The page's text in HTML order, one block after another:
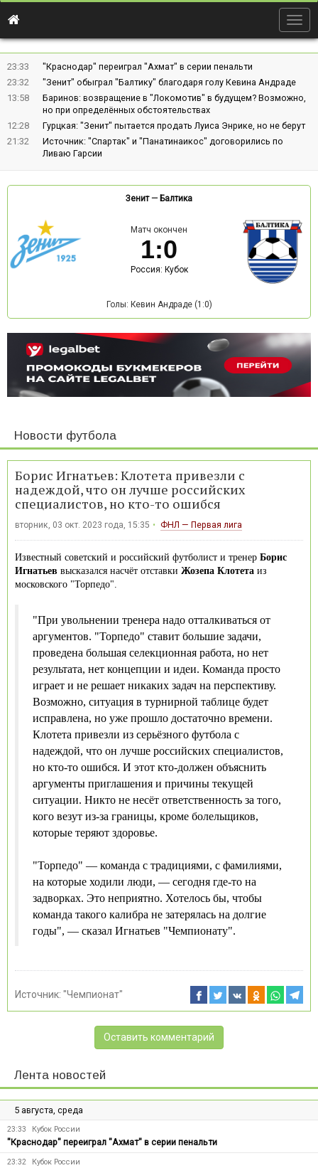
23:33
"Краснодар" переиграл "Ахмат" в серии пенальти
23:32
"Зенит" обыграл "Балтику" благодаря голу Кевина Андраде
13:58
Баринов: возвращение в "Локомотив" в будущем? Возможно,
но при определённых обстоятельствах
12:28
Гурцкая: "Зенит" пытается продать Луиса Энрике, но не берут
21:32
Источник: "Спартак" и "Панатинаикос" договорились по
Ливаю Гарсии
Зенит— Балтика
Матч окончен
1:0
Россия: Кубок
Голы: Кевин Андраде (1:0)
Новости футбола
Борис Игнатьев: Клотета привезли с
надеждой, что он лучше российских
специалистов, но кто-то ошибся
вторник, 03 окт. 2023 года, 15:35 ФНЛ — Первая лига
Известный советский и российский футболист и тренер Борис
Игнатьев высказался насчёт отставки Жозепа Клотета из
московского "Торпедо".
"При увольнении тренера надо отталкиваться от
аргументов. "Торпедо" ставит большие задачи,
проведена большая селекционная работа, но нет
результата, нет концепции и идеи. Команда просто
играет и не решает никаких задач на перспективу.
Возможно, ситуация в турнирной таблице будет
исправлена, но уже прошло достаточно времени.
Клотета привезли из серьёзного футбола с
надеждой, что он лучше российских специалистов,
но кто-то ошибся. И этот кто-должен объяснить
аргументы приглашения и причины текущей
ситуации. Никто не несёт ответственность за того,
кого везут из-за границы, кроме болельщиков,
которые теряют здоровье.
"Торпедо" — команда с традициями, с фамилиями,
на которые ходили люди, — сегодня где-то на
задворках. Это неприятно. Хотелось бы, чтобы
команда такого калибра не затерялась на долгие
годы", — сказал Игнатьев "Чемпионату".
Источник: "Чемпионат"
Оставить комментарий
Лента новостей
5 августа, среда
23:33 Кубок России
"Краснодар" переиграл "Ахмат" в серии пенальти
23:32 Кубок России